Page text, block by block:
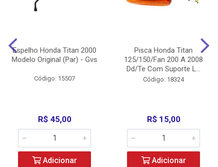
Espelho Honda Titan 2000
Modelo Original (Par) - Gvs
Código: 15507
R$ 45,00
Adicionar
Pisca Honda Titan
125/150/Fan 200 A 2008
Dd/Te Com Suporte L...
Código: 18324
R$ 15,00
Adicionar